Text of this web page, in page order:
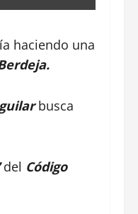
haciendo una
busca
del Código